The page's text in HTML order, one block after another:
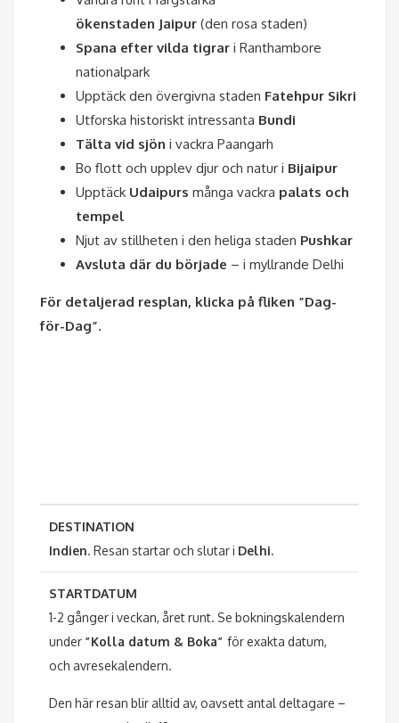
ökenstaden Jaipur (den rosa staden)
Spana efter vilda tigrar i Ranthambore
nationalpark
Upptäck den övergivna staden Fatehpur Sikri
Utforska historiskt intressanta Bundi
Tälta vid sjön i vackra Paangarh
Bo flott och upplev djur och natur i Bijaipur
Upptäck Udaipurs många vackra palats och
tempel
Njut av stillheten i den heliga staden Pushkar
Avsluta där du började – i myllrande Delhi
För detaljerad resplan, klicka på fliken ”Dag-
för-Dag”.
DESTINATION
Indien. Resan startar och slutar i Delhi.
STARTDATUM
1-2 gånger i veckan, året runt. Se bokningskalendern
under ”Kolla datum & Boka” för exakta datum,
och avresekalendern.
Den här resan blir alltid av, oavsett antal deltagare –